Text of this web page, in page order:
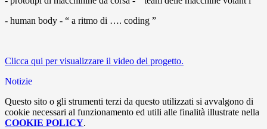
- human body - “ a ritmo di …. coding ”
Clicca qui per visualizzare il video del progetto.
Notizie
Questo sito o gli strumenti terzi da questo utilizzati si avvalgono di
cookie necessari al funzionamento ed utili alle finalità illustrate nella
COOKIE POLICY.